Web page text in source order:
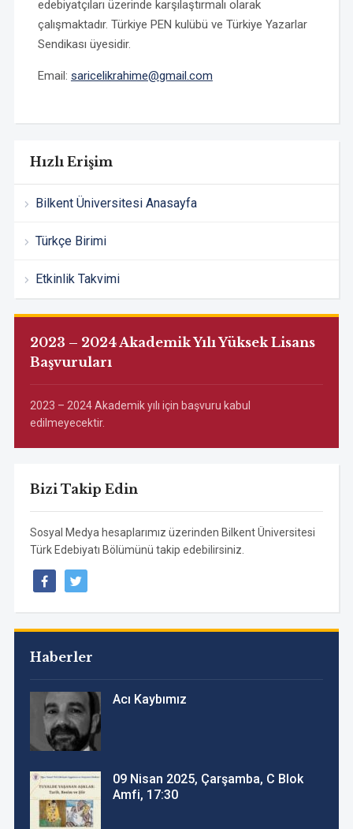
Hızlı Erişim
Bilkent Üniversitesi Anasayfa
Türkçe Birimi
Etkinlik Takvimi
2023 – 2024 Akademik Yılı Yüksek Lisans
Başvuruları
2023 – 2024 Akademik yılı için başvuru kabul
edilmeyecektir.
Bizi Takip Edin
Sosyal Medya hesaplarımız üzerinden Bilkent Üniversitesi
Türk Edebiyatı Bölümünü takip edebilirsiniz.
facebooktwitter
edebiyatçıları üzerinde karşılaştırmalı olarak
çalışmaktadır. Türkiye PEN kulübü ve Türkiye Yazarlar
Sendikası üyesidir.
Email: saricelikrahime@gmail.com
Haberler
Acı Kaybımız
09 Nisan 2025, Çarşamba, C Blok
Amfi, 17:30